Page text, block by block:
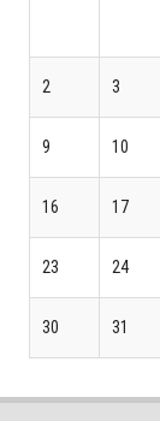
2 3
9 10
16 17
23 24
30 31